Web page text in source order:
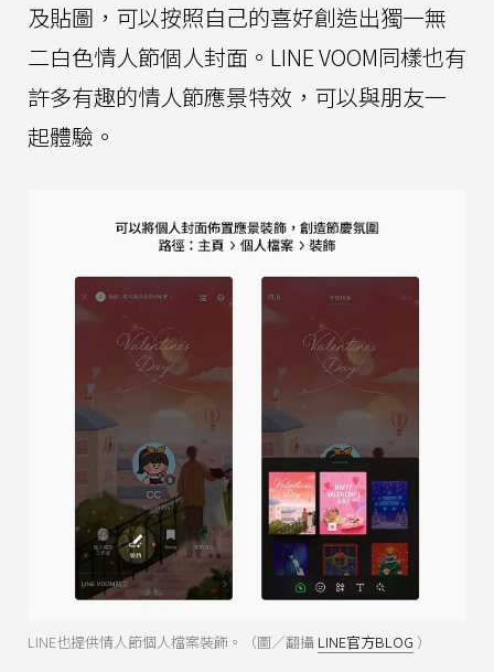
及貼圖，可以按照自己的喜好創造出獨一無
二白色情人節個人封面。LINE VOOM同樣也有
許多有趣的情人節應景特效，可以與朋友一
起體驗。
LINE也提供情人節個人檔案裝飾。（圖／翻攝 LINE官方BLOG ）